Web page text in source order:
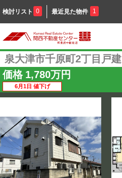
検討リスト 0 最近見た物件 1
泉大津市千原町2丁目戸建
価格 1,780万円
6月1日 値下げ